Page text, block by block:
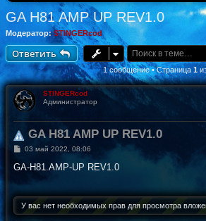
GA H81 AMP UP REV1.0
Модератор: STINGERcod
Ответить
1 сообщение • Страница 1
STINGERcod
Администратор
GA H81 AMP UP REV1.0
С
о
е
н
и
е
03 май 2022, 08:06
GA-H81.AMP-UP REV1.0
У вас нет необходимых прав для просмотра